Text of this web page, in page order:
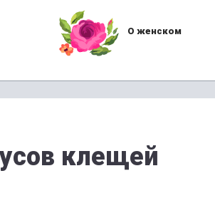
О женском
клещей